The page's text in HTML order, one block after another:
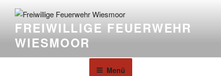
FREIWILLIGE FEUERWEHR
WIESMOOR
Menü